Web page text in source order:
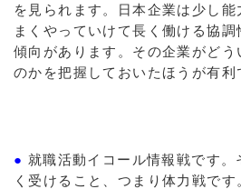
を見られます。日本企業は少し能
まくやっていけて長く働ける協
傾向があります。その企業がど
のかを把握しておいたほうが有利
● 就職活動イコール情報戦です。
く受けること、つまり体力戦で